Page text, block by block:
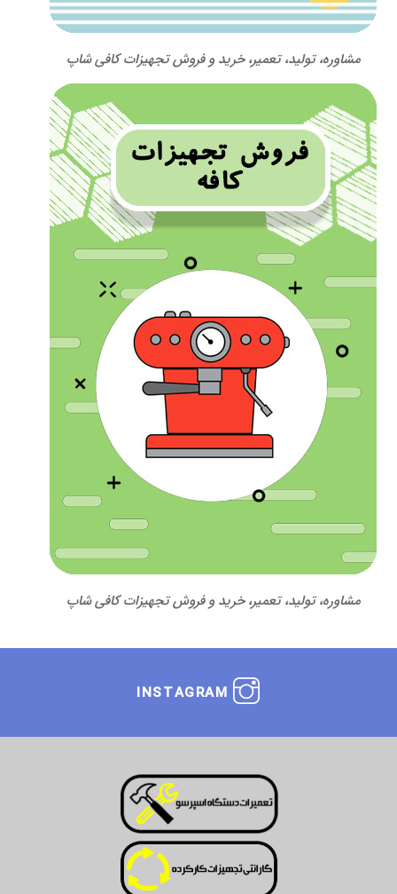
مشاوره، تولید، تعمیر، خرید و فروش تجهیزات کافی شاپ
مشاوره، تولید، تعمیر، خرید و فروش تجهیزات کافی شاپ
INSTAGRAM